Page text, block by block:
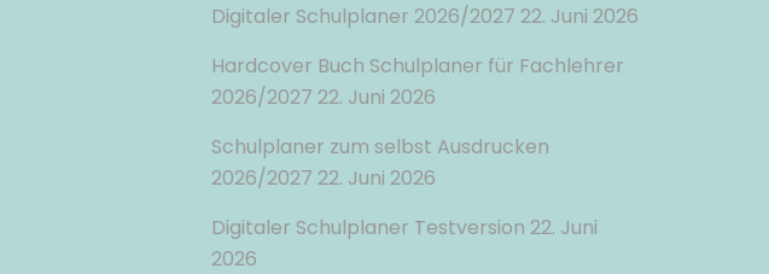
Digitaler Schulplaner 2026/2027 22. Juni 2026
Hardcover Buch Schulplaner für Fachlehrer
2026/2027 22. Juni 2026
Schulplaner zum selbst Ausdrucken
2026/2027 22. Juni 2026
Digitaler Schulplaner Testversion 22. Juni
2026